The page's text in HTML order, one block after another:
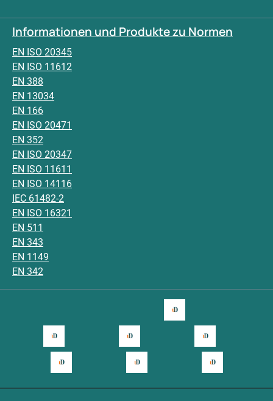
Informationen und Produkte zu Normen
EN ISO 20345
EN ISO 11612
EN 388
EN 13034
EN 166
EN ISO 20471
EN 352
EN ISO 20347
EN ISO 11611
EN ISO 14116
IEC 61482-2
EN ISO 16321
EN 511
EN 343
EN 1149
EN 342